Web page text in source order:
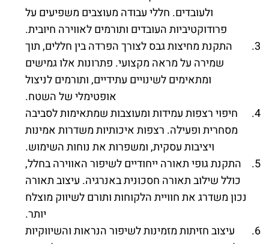
ולעובדים. חללי עבודה מעוצבים משפיעים על
פרודוקטיביות העובדים ותורמים לאווירה חיובית.
התקנת מחיצות גבס לצורך הפרדה בין חללים, תוך
שמירה על מראה מקצועי. פתרונות אלו גמישים
ומתאימים לשינויים עתידיים, ותורמים לניצול
אופטימלי של השטח.
חיפוי רצפות עמידות ומעוצבות שמתאימות לסביבה
מסחרית ופעילה. רצפות איכותיות משדרות אמינות
ויציבות עסקית, ומשפרות את נוחות השימוש.
התקנת גופי תאורה ייחודיים לשיפור האווירה בחלל,
כולל שילוב תאורה חסכונית באנרגיה. עיצוב תאורה
נכון משדרג את חוויית הלקוחות ותורם לשיווק מוצלח
יותר.
עיצוב חזיתות מזמינות לשיפור הנראות והשיווקיות